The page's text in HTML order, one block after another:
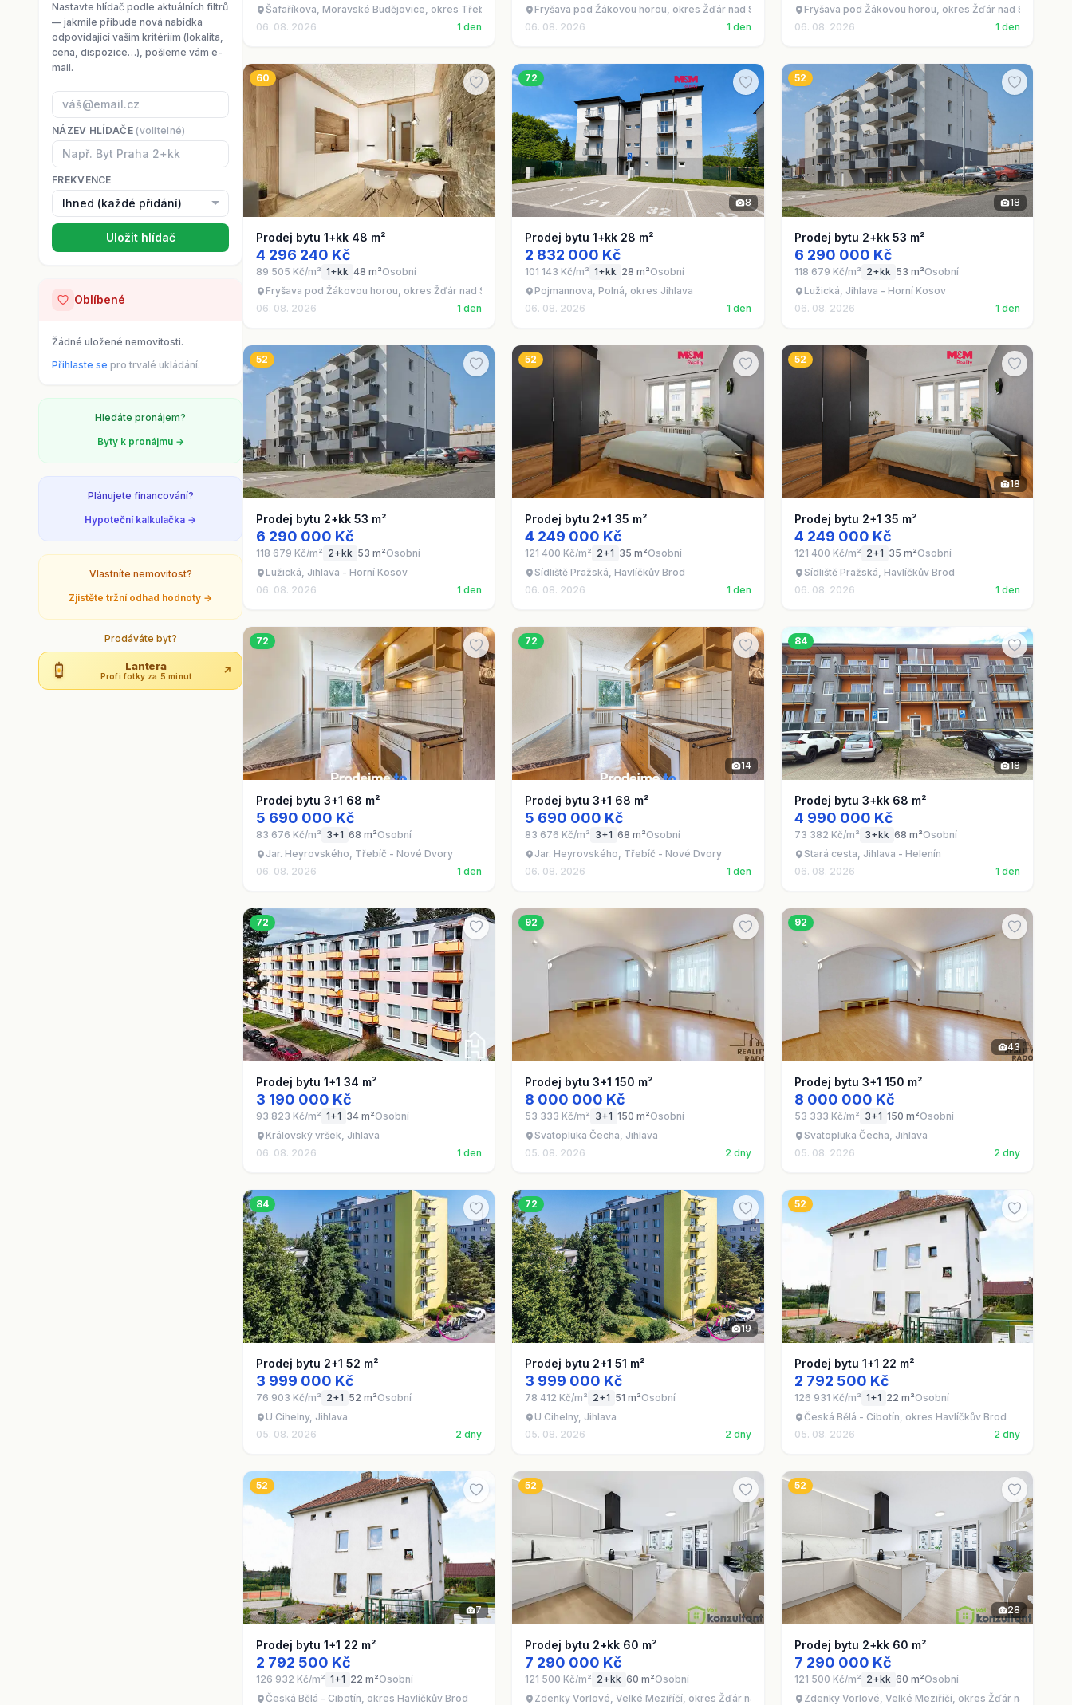
Nastavte hlídač podle aktuálních filtrů
— jakmile přibude nová nabídka
odpovídající vašim kritériím (lokalita,
cena, dispozice…), pošleme vám e-
mail.
NÁZEV HLÍDAČE (volitelné)
FREKVENCE
Uložit hlídač
Oblíbené
Žádné uložené nemovitosti.
Přihlaste se pro trvalé ukládání.
Hledáte pronájem?
Byty k pronájmu →
Plánujete financování?
Hypoteční kalkulačka →
Vlastníte nemovitost?
Zjistěte tržní odhad hodnoty →
Prodáváte byt?
Lantera
Profi fotky za 5 minut ↗
Šafaříkova, Moravské Budějovice, okres Třebíč
06. 08. 2026
1 den
Fryšava pod Žákovou horou, okres Žďár nad Sázavou
06. 08. 2026
1 den
Fryšava pod Žákovou horou, okres Žďár nad Sázavou
06. 08. 2026
1 den
60
Prodej bytu 1+kk 48 m²
4 296 240 Kč
89 505 Kč/m² 1+kk 48 m²Osobní
Fryšava pod Žákovou horou, okres Žďár nad Sázavou
06. 08. 2026
1 den
72
8
Prodej bytu 1+kk 28 m²
2 832 000 Kč
101 143 Kč/m² 1+kk 28 m²Osobní
Pojmannova, Polná, okres Jihlava
06. 08. 2026
1 den
52
18
Prodej bytu 2+kk 53 m²
6 290 000 Kč
118 679 Kč/m² 2+kk 53 m²Osobní
Lužická, Jihlava - Horní Kosov
06. 08. 2026
1 den
52
Prodej bytu 2+kk 53 m²
6 290 000 Kč
118 679 Kč/m² 2+kk 53 m²Osobní
Lužická, Jihlava - Horní Kosov
06. 08. 2026
1 den
52
Prodej bytu 2+1 35 m²
4 249 000 Kč
121 400 Kč/m² 2+1 35 m²Osobní
Sídliště Pražská, Havlíčkův Brod
06. 08. 2026
1 den
52
18
Prodej bytu 2+1 35 m²
4 249 000 Kč
121 400 Kč/m² 2+1 35 m²Osobní
Sídliště Pražská, Havlíčkův Brod
06. 08. 2026
1 den
72
Prodej bytu 3+1 68 m²
5 690 000 Kč
83 676 Kč/m² 3+1 68 m²Osobní
Jar. Heyrovského, Třebíč - Nové Dvory
06. 08. 2026
1 den
72
14
Prodej bytu 3+1 68 m²
5 690 000 Kč
83 676 Kč/m² 3+1 68 m²Osobní
Jar. Heyrovského, Třebíč - Nové Dvory
06. 08. 2026
1 den
84
18
Prodej bytu 3+kk 68 m²
4 990 000 Kč
73 382 Kč/m² 3+kk 68 m²Osobní
Stará cesta, Jihlava - Helenín
06. 08. 2026
1 den
72
Prodej bytu 1+1 34 m²
3 190 000 Kč
93 823 Kč/m² 1+1 34 m²Osobní
Královský vršek, Jihlava
06. 08. 2026
1 den
92
Prodej bytu 3+1 150 m²
8 000 000 Kč
53 333 Kč/m² 3+1 150 m²Osobní
Svatopluka Čecha, Jihlava
05. 08. 2026
2 dny
92
43
Prodej bytu 3+1 150 m²
8 000 000 Kč
53 333 Kč/m² 3+1 150 m²Osobní
Svatopluka Čecha, Jihlava
05. 08. 2026
2 dny
84
Prodej bytu 2+1 52 m²
3 999 000 Kč
76 903 Kč/m² 2+1 52 m²Osobní
U Cihelny, Jihlava
05. 08. 2026
2 dny
72
19
Prodej bytu 2+1 51 m²
3 999 000 Kč
78 412 Kč/m² 2+1 51 m²Osobní
U Cihelny, Jihlava
05. 08. 2026
2 dny
52
Prodej bytu 1+1 22 m²
2 792 500 Kč
126 931 Kč/m² 1+1 22 m²Osobní
Česká Bělá - Cibotín, okres Havlíčkův Brod
05. 08. 2026
2 dny
52
7
Prodej bytu 1+1 22 m²
2 792 500 Kč
126 932 Kč/m² 1+1 22 m²Osobní
Česká Bělá - Cibotín, okres Havlíčkův Brod
52
Prodej bytu 2+kk 60 m²
7 290 000 Kč
121 500 Kč/m² 2+kk 60 m²Osobní
Zdenky Vorlové, Velké Meziříčí, okres Žďár nad Sázavou
52
28
Prodej bytu 2+kk 60 m²
7 290 000 Kč
121 500 Kč/m² 2+kk 60 m²Osobní
Zdenky Vorlové, Velké Meziříčí, okres Žďár nad